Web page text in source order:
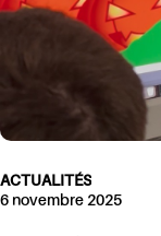
ACTUALITÉS
6 novembre 2025